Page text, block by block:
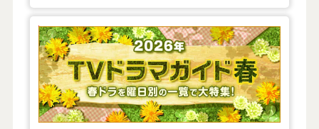
【2026年春】TVドラマガイド